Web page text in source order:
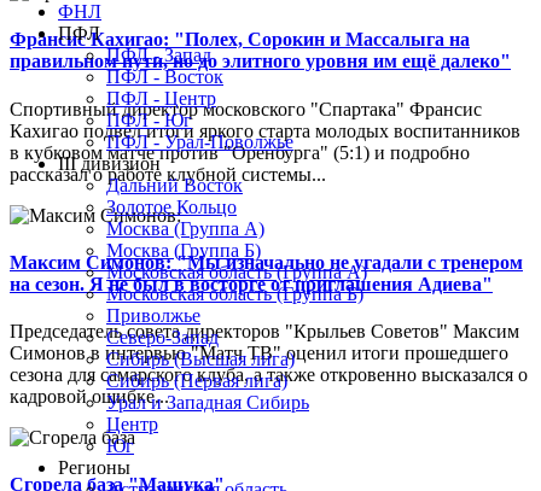
Франсис Кахигао: "Полех, Сорокин и Массалыга на
правильном пути, но до элитного уровня им ещё далеко"
Спортивный директор московского "Спартака" Франсис
Кахигао подвел итоги яркого старта молодых воспитанников
в кубковом матче против "Оренбурга" (5:1) и подробно
рассказал о работе клубной системы...
Максим Симонов: "Мы изначально не угадали с тренером
на сезон. Я не был в восторге от приглашения Адиева"
Председатель совета директоров "Крыльев Советов" Максим
Симонов в интервью "Матч ТВ" оценил итоги прошедшего
сезона для самарского клуба, а также откровенно высказался о
кадровой ошибке...
Сгорела база "Машука"
ФНЛ
ПФЛ
ПФЛ - Запад
ПФЛ - Восток
ПФЛ - Центр
ПФЛ - Юг
ПФЛ - Урал-Поволжье
III дивизион
Дальний Восток
Золотое Кольцо
Москва (Группа А)
Москва (Группа Б)
Московская область (Группа А)
Московская область (Группа Б)
Приволжье
Северо-Запад
Сибирь (Высшая лига)
Сибирь (Первая лига)
Урал и Западная Сибирь
Центр
Юг
Регионы